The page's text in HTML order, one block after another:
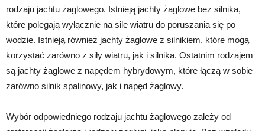
rodzaju jachtu żaglowego. Istnieją jachty żaglowe bez silnika,
które polegają wyłącznie na sile wiatru do poruszania się po
wodzie. Istnieją również jachty żaglowe z silnikiem, które mogą
korzystać zarówno z siły wiatru, jak i silnika. Ostatnim rodzajem
są jachty żaglowe z napędem hybrydowym, które łączą w sobie
zarówno silnik spalinowy, jak i napęd żaglowy.
Wybór odpowiedniego rodzaju jachtu żaglowego zależy od